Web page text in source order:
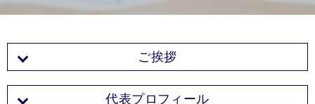
ご挨拶
代表プロフィール